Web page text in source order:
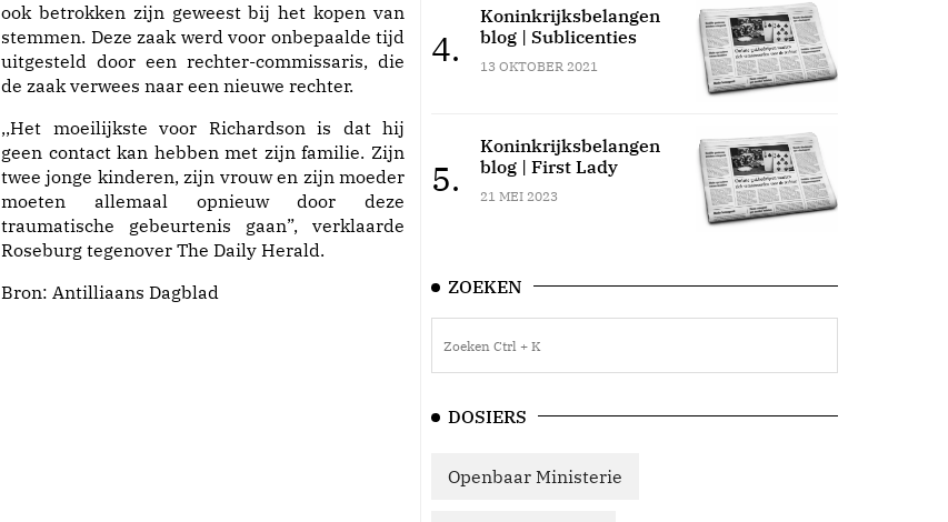
ook betrokken zijn geweest bij het kopen van
stemmen. Deze zaak werd voor onbepaalde tijd
uitgesteld door een rechter-commissaris, die
de zaak verwees naar een nieuwe rechter.
,,Het moeilijkste voor Richardson is dat hij
geen contact kan hebben met zijn familie. Zijn
twee jonge kinderen, zijn vrouw en zijn moeder
moeten allemaal opnieuw door deze
traumatische gebeurtenis gaan”, verklaarde
Roseburg tegenover The Daily Herald.
Bron: Antilliaans Dagblad
4.
Koninkrijksbelangen
blog | Sublicenties
13 OKTOBER 2021
5.
Koninkrijksbelangen
blog | First Lady
21 MEI 2023
ZOEKEN
DOSIERS
Openbaar Ministerie